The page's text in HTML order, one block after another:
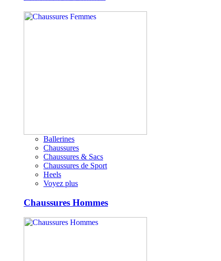
Ballerines
Chaussures
Chaussures & Sacs
Chaussures de Sport
Heels
Voyez plus
Chaussures Hommes